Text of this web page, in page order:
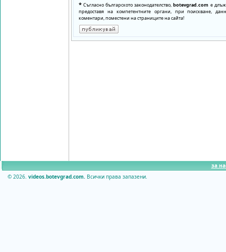
* Съгласно българското законодателство,botevgrad.com е
предоставя на компетентните органи, при поискване,
коментари, поместени на страниците на сайта!
за
© 2026. videos.botevgrad.com. Всички права запазени.